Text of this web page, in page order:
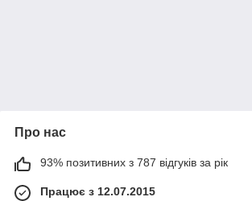
Про нас
93% позитивних з 787 відгуків за рік
Працює з 12.07.2015